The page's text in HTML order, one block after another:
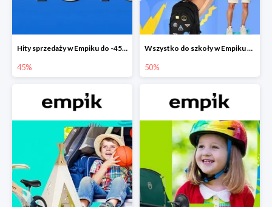
Hity sprzedaży w Empiku do -45%
45%
Wszystko do szkoły w Empiku do -50%
50%